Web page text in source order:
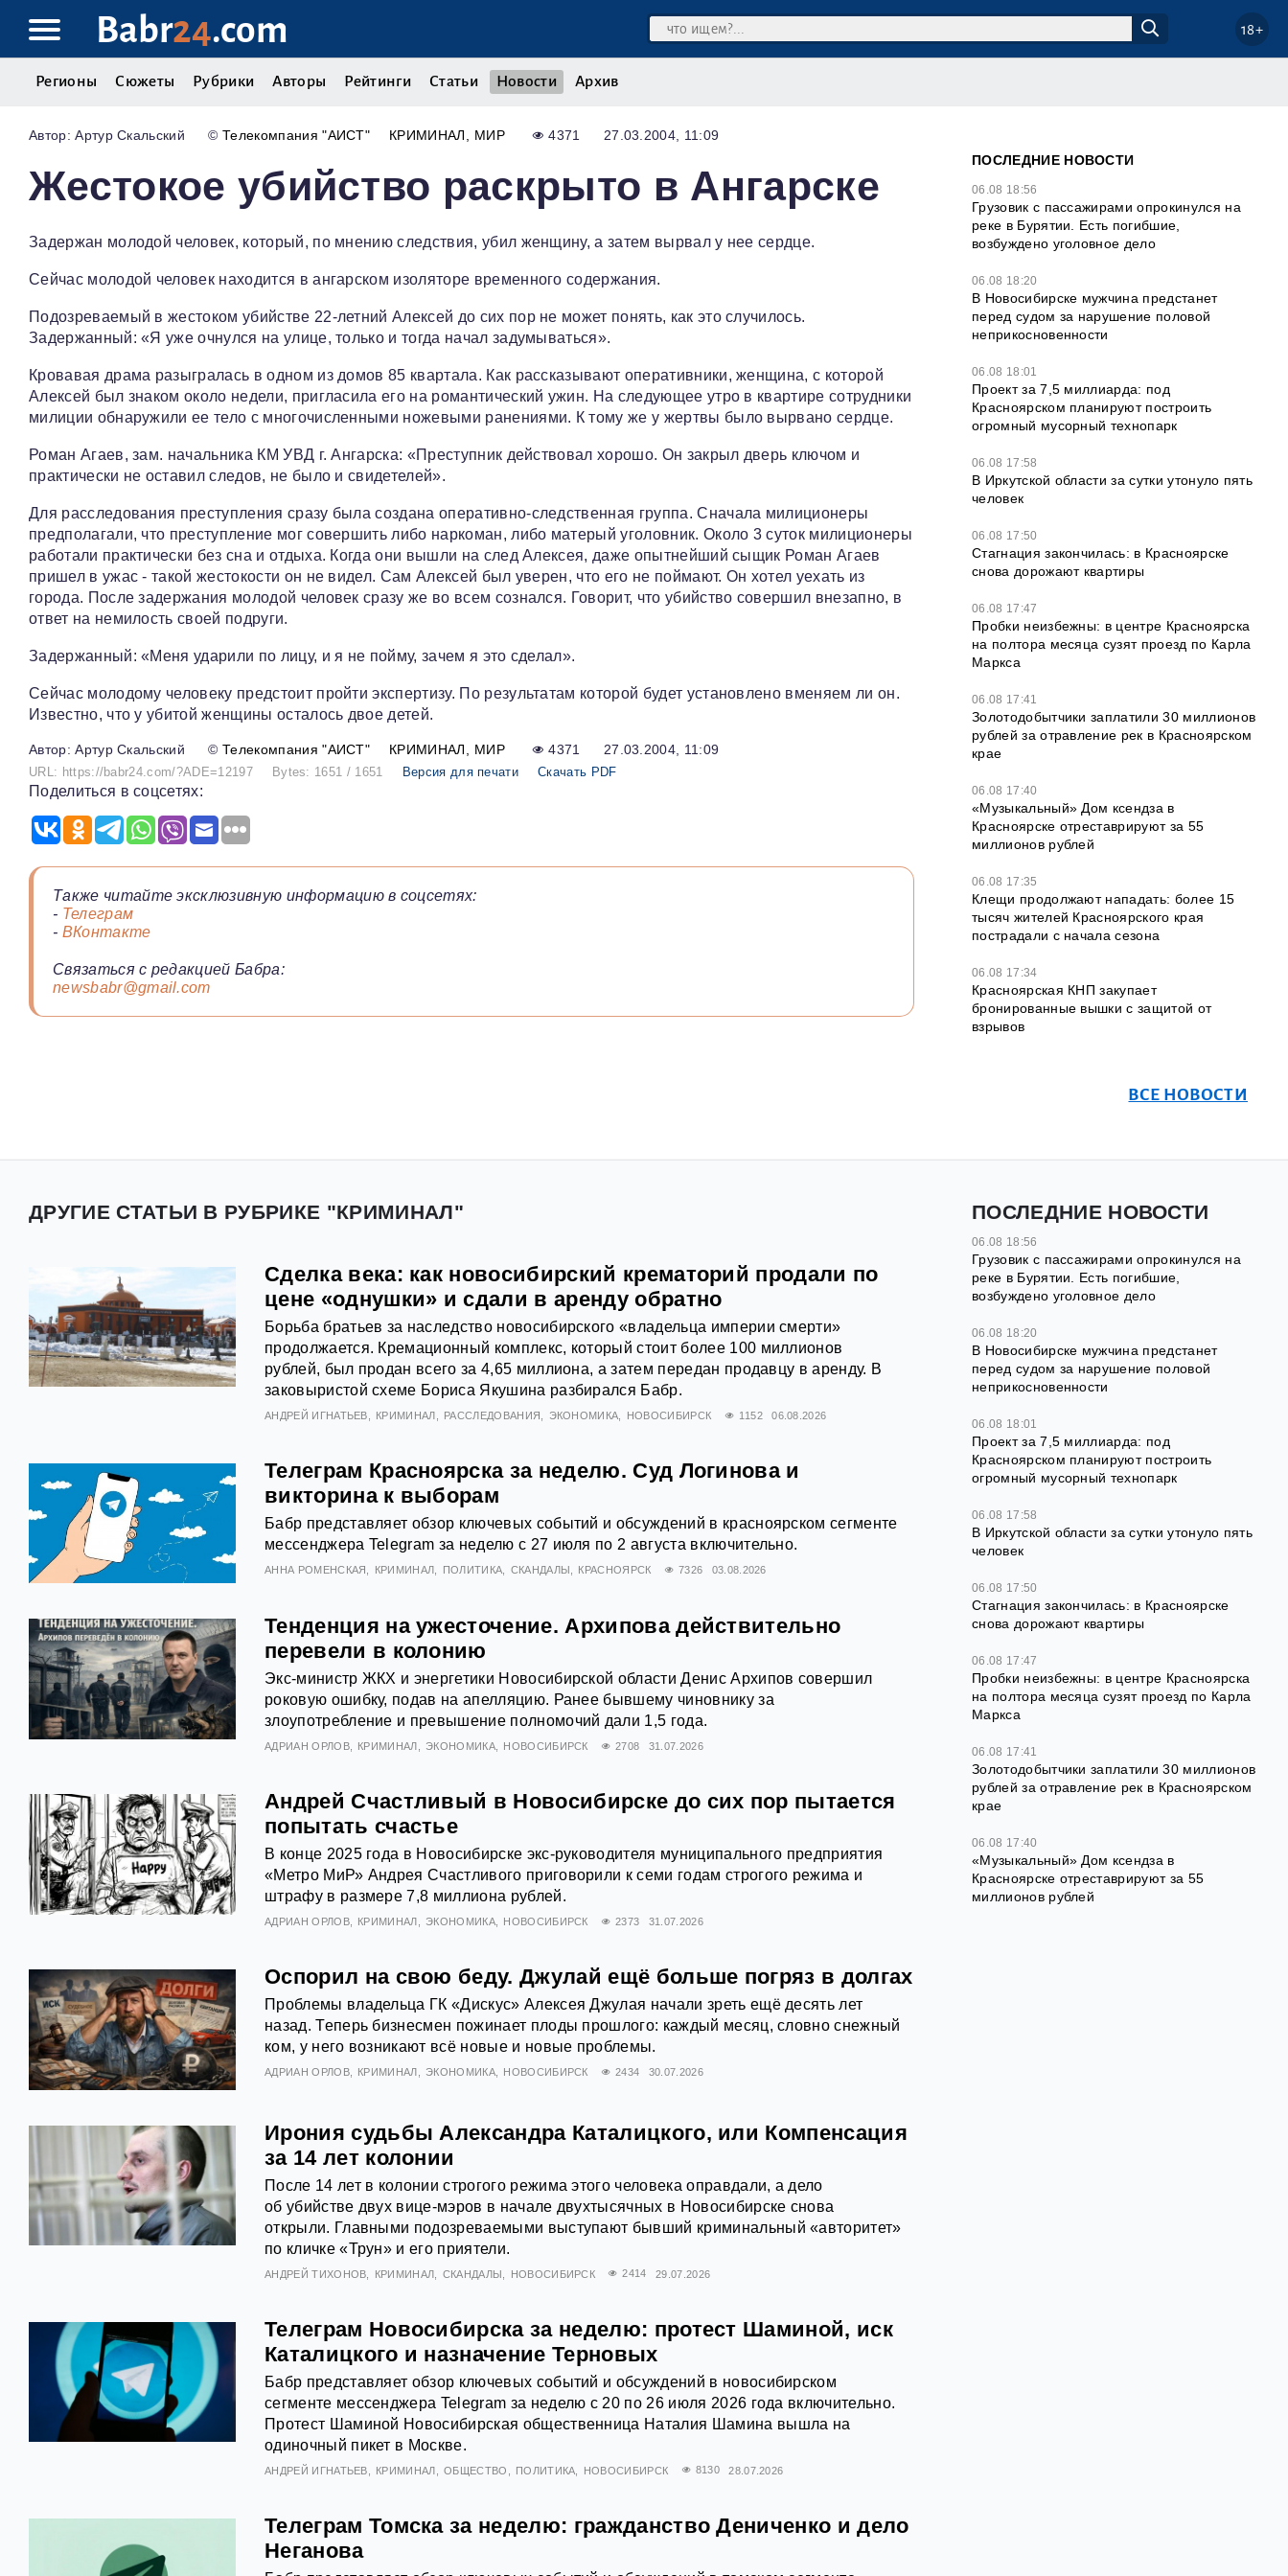
Babr24.com 18+
Регионы Сюжеты Рубрики Авторы Рейтинги Статьи Новости Архив
Артур Скальский ©Телекомпания "АИСТ" КРИМИНАЛ МИР 4371 27.03.2004, 11:09
Жестокое убийство раскрыто в Ангарске
Задержан молодой человек, который, по мнению следствия, убил женщину, а затем вырвал у нее сердце.
Сейчас молодой человек находится в ангарском изоляторе временного содержания.
Подозреваемый в жестоком убийстве 22-летний Алексей до сих пор не может понять, как это случилось.
Задержанный: «Я уже очнулся на улице, только и тогда начал задумываться».
Кровавая драма разыгралась в одном из домов 85 квартала. Как рассказывают оперативники, женщина, с которой
Алексей был знаком около недели, пригласила его на романтический ужин. На следующее утро в квартире сотрудники
милиции обнаружили ее тело с многочисленными ножевыми ранениями. К тому же у жертвы было вырвано сердце.
Роман Агаев, зам. начальника КМ УВД г. Ангарска: «Преступник действовал хорошо. Он закрыл дверь ключом и
практически не оставил следов, не было и свидетелей».
Для расследования преступления сразу была создана оперативно-следственная группа. Сначала милиционеры
предполагали, что преступление мог совершить либо наркоман, либо матерый уголовник. Около 3 суток милиционеры
работали практически без сна и отдыха. Когда они вышли на след Алексея, даже опытнейший сыщик Роман Агаев
пришел в ужас - такой жестокости он не видел. Сам Алексей был уверен, что его не поймают. Он хотел уехать из
города. После задержания молодой человек сразу же во всем сознался. Говорит, что убийство совершил внезапно, в
ответ на немилость своей подруги.
Задержанный: «Меня ударили по лицу, и я не пойму, зачем я это сделал».
Сейчас молодому человеку предстоит пройти экспертизу. По результатам которой будет установлено вменяем ли он.
Известно, что у убитой женщины осталось двое детей.
Артур Скальский ©Телекомпания "АИСТ" КРИМИНАЛ МИР 4371 27.03.2004, 11:09
URL: https://babr24.com/?ADE=12197 Bytes: 1651 / 1651 Версия для печати Скачать PDF
Поделиться в соцсетях:
Также читайте эксклюзивную информацию в соцсетях:
- Телеграм
- ВКонтакте
Связаться с редакцией Бабра:
newsbabr@gmail.com
ПОСЛЕДНИЕ НОВОСТИ
06.08 18:56
Грузовик с пассажирами опрокинулся на
реке в Бурятии. Есть погибшие,
возбуждено уголовное дело
06.08 18:20
В Новосибирске мужчина предстанет
перед судом за нарушение половой
неприкосновенности
06.08 18:01
Проект за 7,5 миллиарда: под
Красноярском планируют построить
огромный мусорный технопарк
06.08 17:58
В Иркутской области за сутки утонуло пять
человек
06.08 17:50
Стагнация закончилась: в Красноярске
снова дорожают квартиры
06.08 17:47
Пробки неизбежны: в центре Красноярска
на полтора месяца сузят проезд по Карла
Маркса
06.08 17:41
Золотодобытчики заплатили 30 миллионов
рублей за отравление рек в Красноярском
крае
06.08 17:40
«Музыкальный» Дом ксендза в
Красноярске отреставрируют за 55
миллионов рублей
06.08 17:35
Клещи продолжают нападать: более 15
тысяч жителей Красноярского края
пострадали с начала сезона
06.08 17:34
Красноярская КНП закупает
бронированные вышки с защитой от
взрывов
ВСЕ НОВОСТИ
ДРУГИЕ СТАТЬИ В РУБРИКЕ "КРИМИНАЛ"
Сделка века: как новосибирский крематорий продали по
цене «однушки» и сдали в аренду обратно
Борьба братьев за наследство новосибирского «владельца империи смерти»
продолжается. Кремационный комплекс, который стоит более 100 миллионов
рублей, был продан всего за 4,65 миллиона, а затем передан продавцу в аренду. В
заковыристой схеме Бориса Якушина разбирался Бабр.
АНДРЕЙ ИГНАТЬЕВ КРИМИНАЛ РАССЛЕДОВАНИЯ ЭКОНОМИКА НОВОСИБИРСК 1152 06.08.2026
Телеграм Красноярска за неделю. Суд Логинова и
викторина к выборам
Бабр представляет обзор ключевых событий и обсуждений в красноярском сегменте
мессенджера Telegram за неделю с 27 июля по 2 августа включительно.
АННА РОМЕНСКАЯ КРИМИНАЛ ПОЛИТИКА СКАНДАЛЫ КРАСНОЯРСК 7326 03.08.2026
Тенденция на ужесточение. Архипова действительно
перевели в колонию
Экс‑министр ЖКХ и энергетики Новосибирской области Денис Архипов совершил
роковую ошибку, подав на апелляцию. Ранее бывшему чиновнику за
злоупотребление и превышение полномочий дали 1,5 года.
АДРИАН ОРЛОВ КРИМИНАЛ ЭКОНОМИКА НОВОСИБИРСК 2708 31.07.2026
Андрей Счастливый в Новосибирске до сих пор пытается
попытать счастье
В конце 2025 года в Новосибирске экс‑руководителя муниципального предприятия
«Метро МиР» Андрея Счастливого приговорили к семи годам строгого режима и
штрафу в размере 7,8 миллиона рублей.
АДРИАН ОРЛОВ КРИМИНАЛ ЭКОНОМИКА НОВОСИБИРСК 2373 31.07.2026
Оспорил на свою беду. Джулай ещё больше погряз в долгах
Проблемы владельца ГК «Дискус» Алексея Джулая начали зреть ещё десять лет
назад. Теперь бизнесмен пожинает плоды прошлого: каждый месяц, словно снежный
ком, у него возникают всё новые и новые проблемы.
АДРИАН ОРЛОВ КРИМИНАЛ ЭКОНОМИКА НОВОСИБИРСК 2434 30.07.2026
Ирония судьбы Александра Каталицкого, или Компенсация
за 14 лет колонии
После 14 лет в колонии строгого режима этого человека оправдали, а дело
об убийстве двух вице-мэров в начале двухтысячных в Новосибирске снова
открыли. Главными подозреваемыми выступают бывший криминальный «авторитет»
по кличке «Трун» и его приятели.
АНДРЕЙ ТИХОНОВ КРИМИНАЛ СКАНДАЛЫ НОВОСИБИРСК 2414 29.07.2026
Телеграм Новосибирска за неделю: протест Шаминой, иск
Каталицкого и назначение Терновых
Бабр представляет обзор ключевых событий и обсуждений в новосибирском
сегменте мессенджера Telegram за неделю с 20 по 26 июля 2026 года включительно.
Протест Шаминой Новосибирская общественница Наталия Шамина вышла на
одиночный пикет в Москве.
АНДРЕЙ ИГНАТЬЕВ КРИМИНАЛ ОБЩЕСТВО ПОЛИТИКА НОВОСИБИРСК 8130 28.07.2026
Телеграм Томска за неделю: гражданство Дениченко и дело
Неганова
ПОСЛЕДНИЕ НОВОСТИ
06.08 18:56
Грузовик с пассажирами опрокинулся на
реке в Бурятии. Есть погибшие,
возбуждено уголовное дело
06.08 18:20
В Новосибирске мужчина предстанет
перед судом за нарушение половой
неприкосновенности
06.08 18:01
Проект за 7,5 миллиарда: под
Красноярском планируют построить
огромный мусорный технопарк
06.08 17:58
В Иркутской области за сутки утонуло пять
человек
06.08 17:50
Стагнация закончилась: в Красноярске
снова дорожают квартиры
06.08 17:47
Пробки неизбежны: в центре Красноярска
на полтора месяца сузят проезд по Карла
Маркса
06.08 17:41
Золотодобытчики заплатили 30 миллионов
рублей за отравление рек в Красноярском
крае
06.08 17:40
«Музыкальный» Дом ксендза в
Красноярске отреставрируют за 55
миллионов рублей